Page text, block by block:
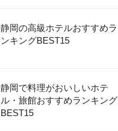
静岡の高級ホテルおすすめラ
ンキングBEST15
静岡で料理がおいしいホテ
ル・旅館おすすめランキング
BEST15